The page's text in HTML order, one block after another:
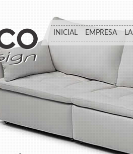
INICIAL EMPRESA